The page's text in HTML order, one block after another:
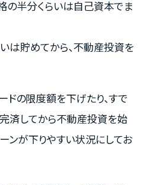
の半分くらいは自己資本でま
は貯めてから、不動産投資を
ドの限度額を下げたり、すで
済してから不動産投資を始
ンが下りやすい状況にしてお